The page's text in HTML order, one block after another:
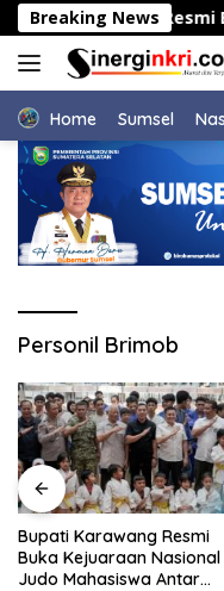
Langsung
ke
konten
Breaking News
Karawang Resmi
Home Sumsel
Personil Brimob
Bupati Karawang Resmi
Buka Kejuaraan Nasional
Judo Mahasiswa Antar